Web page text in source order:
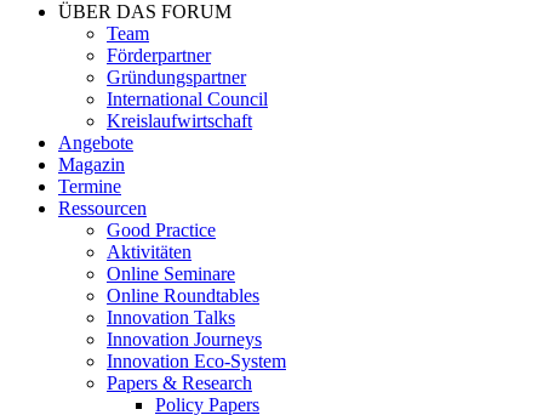
ÜBER DAS FORUM
Team
Förderpartner
Gründungspartner
International Council
Kreislaufwirtschaft
Angebote
Magazin
Termine
Ressourcen
Good Practice
Aktivitäten
Online Seminare
Online Roundtables
Innovation Talks
Innovation Journeys
Innovation Eco-System
Papers & Research
Policy Papers